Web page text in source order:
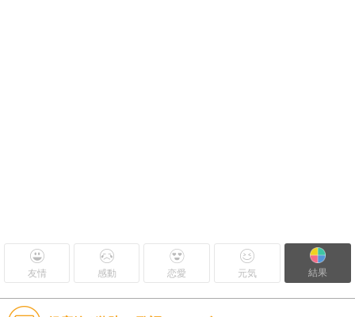
友情 感動 恋愛 元気 結果